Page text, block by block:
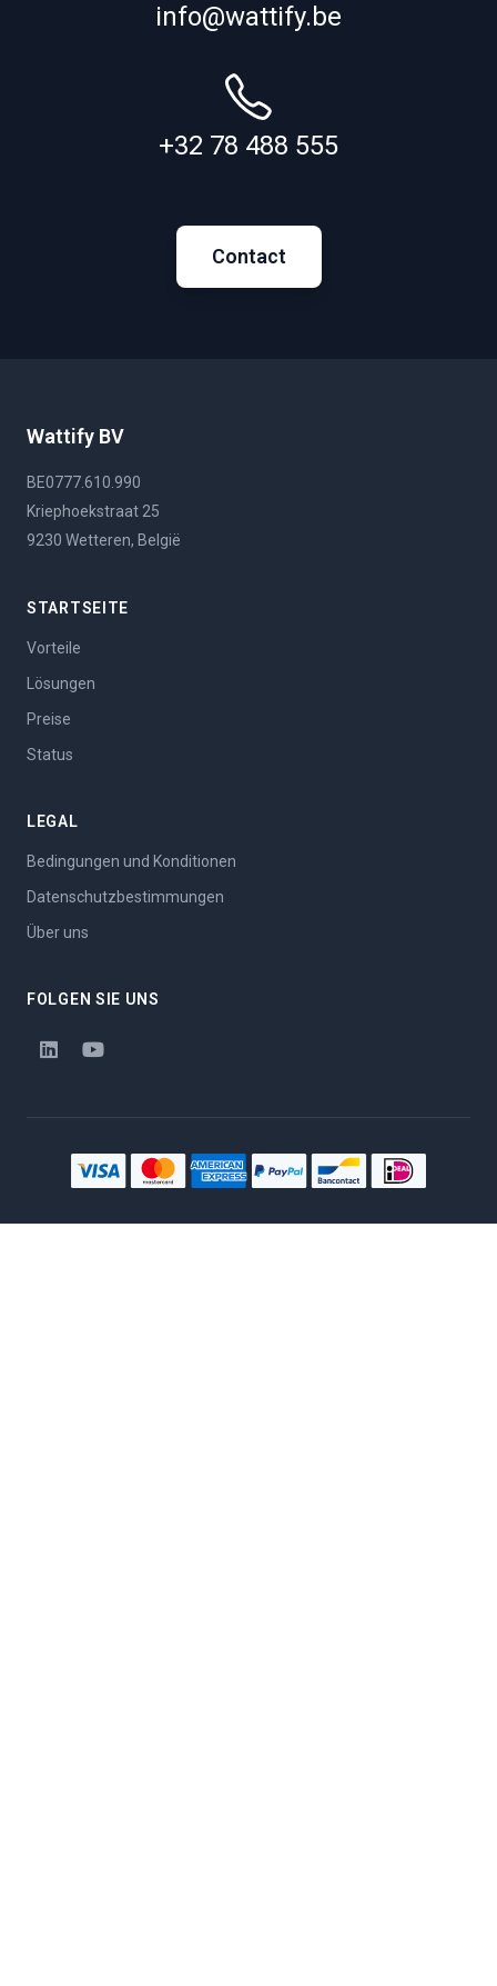
info@wattify.be
+32 78 488 555
Contact
Wattify BV
BE0777.610.990
Kriephoekstraat 25
9230 Wetteren, België
STARTSEITE
Vorteile
Lösungen
Preise
Status
LEGAL
Bedingungen und Konditionen
Datenschutzbestimmungen
Über uns
FOLGEN SIE UNS